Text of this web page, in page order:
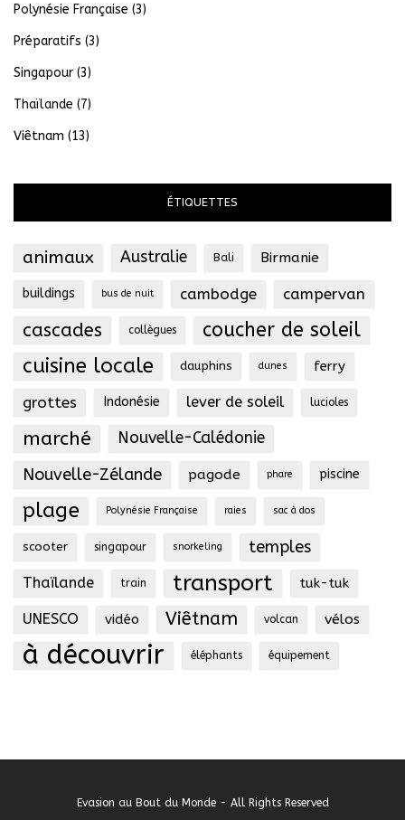
Polynésie Française (3)
Préparatifs (3)
Singapour (3)
Thaïlande (7)
Viêtnam (13)
ÉTIQUETTES
animaux Australie Bali Birmanie
buildings bus de nuit cambodge campervan
cascades collègues coucher de soleil
cuisine locale dauphins dunes ferry
grottes Indonésie lever de soleil lucioles
marché Nouvelle-Calédonie
Nouvelle-Zélande pagode phare piscine
plage Polynésie Française raies sac à dos
scooter singapour snorkeling temples
Thaïlande train transport tuk-tuk
UNESCO vidéo Viêtnam volcan vélos
à découvrir éléphants équipement
Evasion au Bout du Monde - All Rights Reserved